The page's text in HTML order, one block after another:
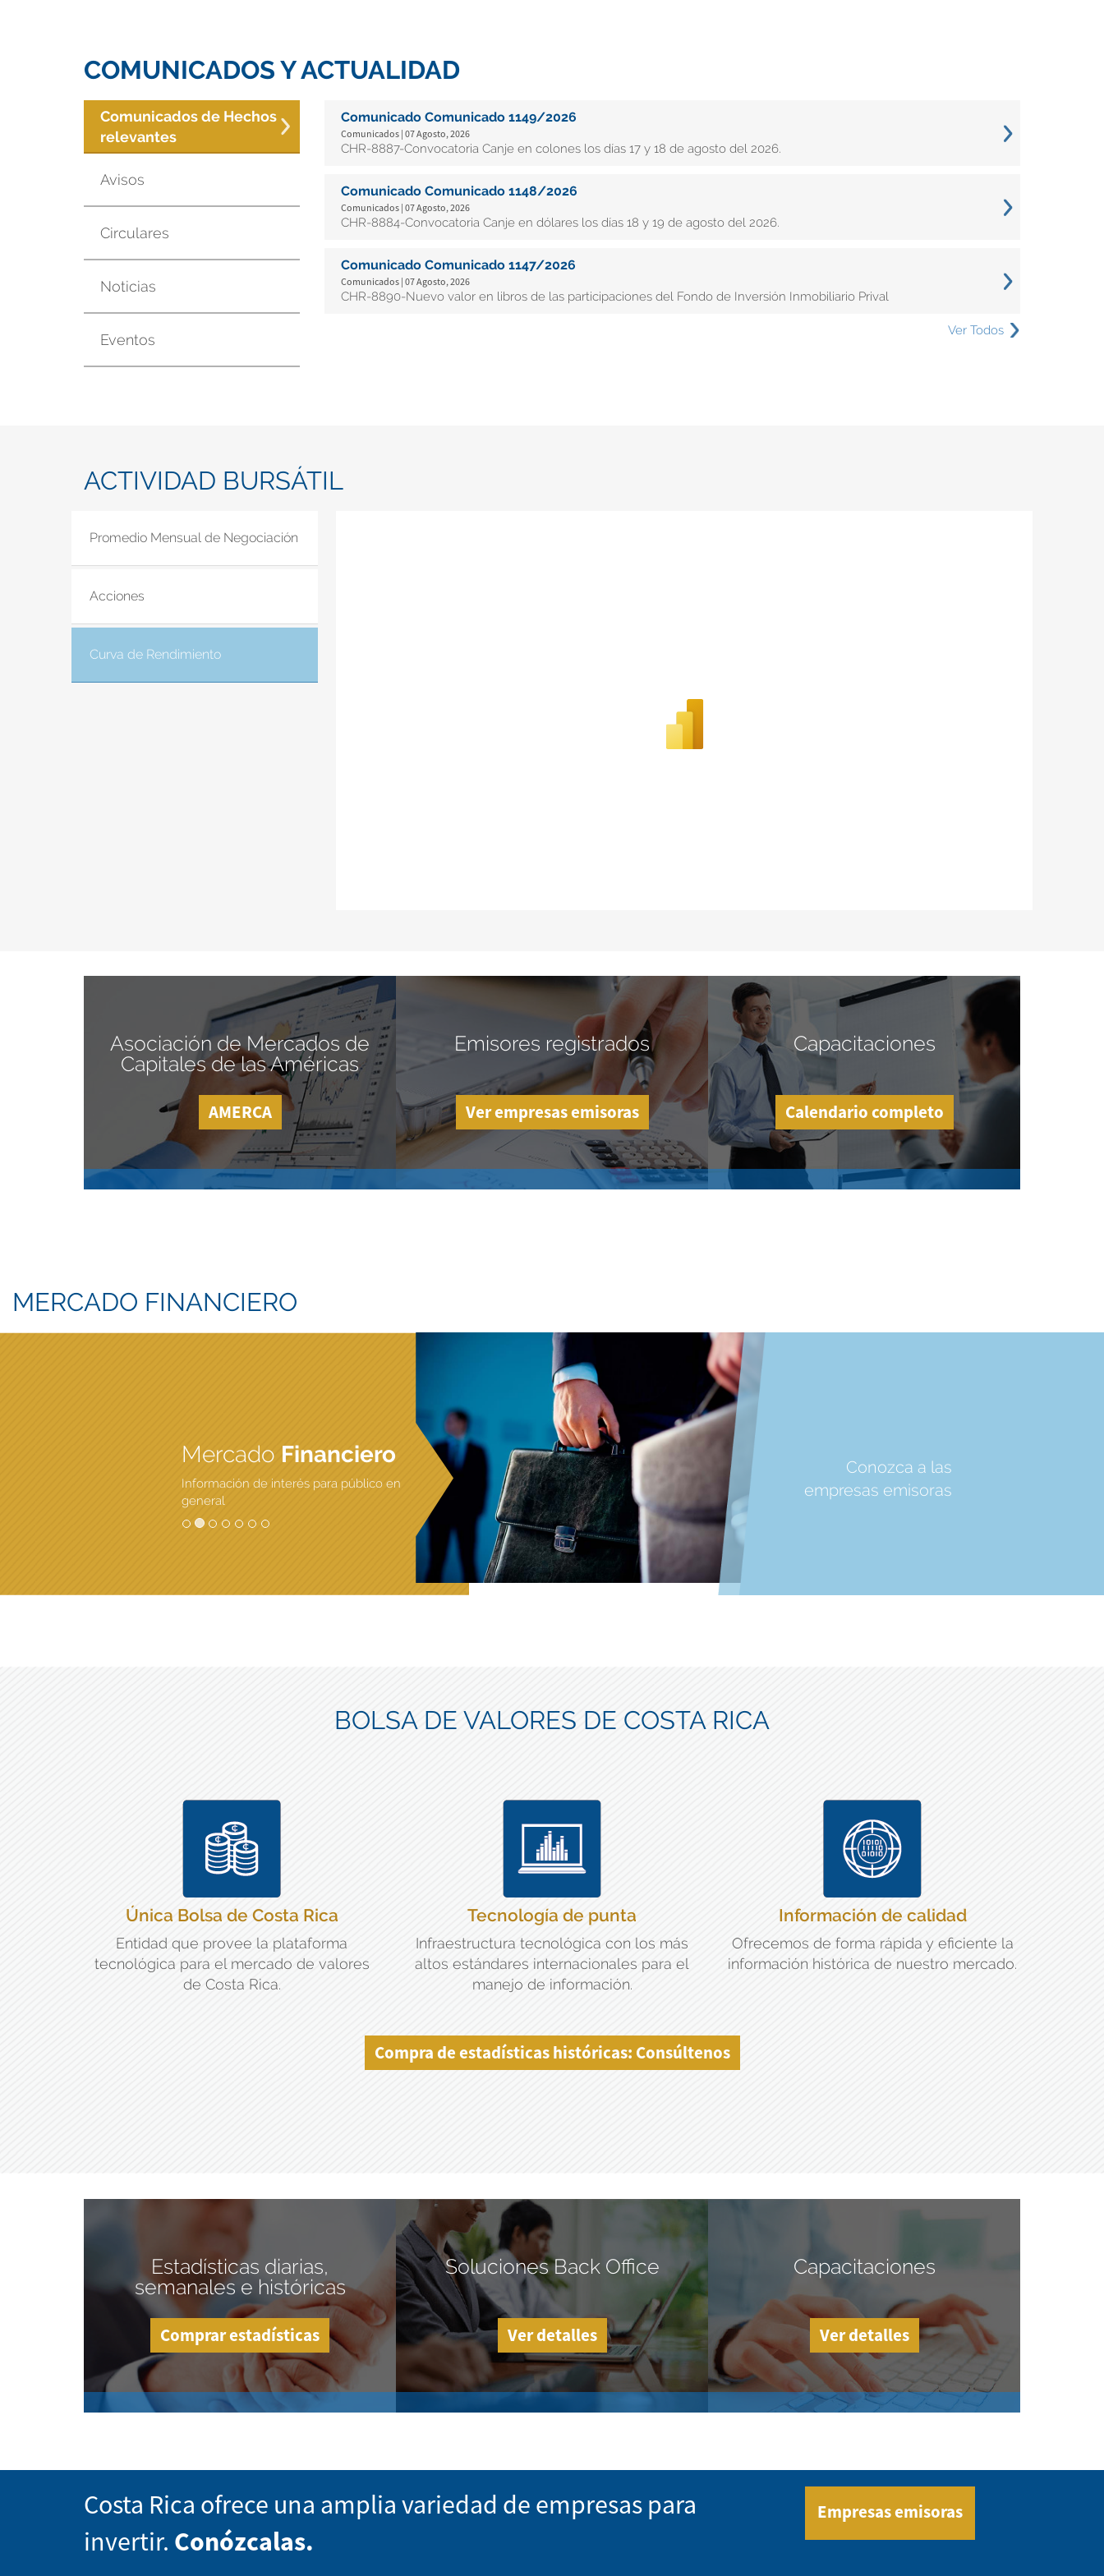
COMUNICADOS Y ACTUALIDAD
Comunicados de Hechos
relevantes
Avisos
Circulares
Noticias
Eventos
Comunicado Comunicado 1149/2026
Comunicados | 07 Agosto, 2026
CHR-8887-Convocatoria Canje en colones los días 17 y 18 de agosto del 2026.
Comunicado Comunicado 1148/2026
Comunicados | 07 Agosto, 2026
CHR-8884-Convocatoria Canje en dólares los días 18 y 19 de agosto del 2026.
Comunicado Comunicado 1147/2026
Comunicados | 07 Agosto, 2026
CHR-8890-Nuevo valor en libros de las participaciones del Fondo de Inversión Inmobiliario Prival
Ver Todos
ACTIVIDAD BURSÁTIL
Promedio Mensual de Negociación
Acciones
Curva de Rendimiento
Asociación de Mercados de
Capitales de las Américas
AMERCA
Emisores registrados
Ver empresas emisoras
Capacitaciones
Calendario completo
MERCADO FINANCIERO
Mercado Financiero
Información de interés para público en
general
Conozca a las
empresas emisoras
BOLSA DE VALORES DE COSTA RICA
Única Bolsa de Costa Rica
Entidad que provee la plataforma
tecnológica para el mercado de valores
de Costa Rica.
Tecnología de punta
Infraestructura tecnológica con los más
altos estándares internacionales para el
manejo de información.
Información de calidad
Ofrecemos de forma rápida y eficiente la
información histórica de nuestro mercado.
Compra de estadísticas históricas: Consúltenos
Estadísticas diarias,
semanales e históricas
Comprar estadísticas
Soluciones Back Office
Ver detalles
Capacitaciones
Ver detalles
Costa Rica ofrece una amplia variedad de empresas para
invertir. Conózcalas.
Empresas emisoras